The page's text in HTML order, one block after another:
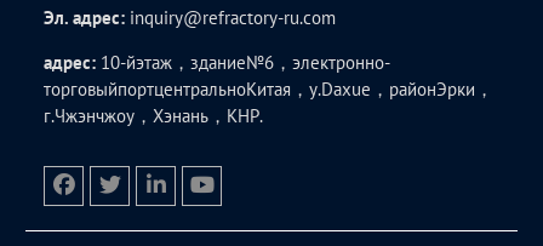
Эл. адрес: inquiry@refractory-ru.com
адрес: 10-йэтаж，здание№6，электронно-
торговыйпортцентральноКитая，у.Daxue，районЭрки，
г.Чжэнчжоу，Хэнань，КНР.